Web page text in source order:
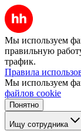
Мы используем
правильную
трафик.
Правила
Мы используем
файлов cookie
Понятно
Ищу сотрудника